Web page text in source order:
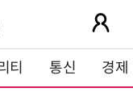
티 통신 경제